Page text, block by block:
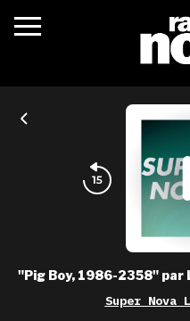
c’était quoi ?
podcasts
nova aime
les grilles
"Pig Boy, 1986-2358" par
Super Nova